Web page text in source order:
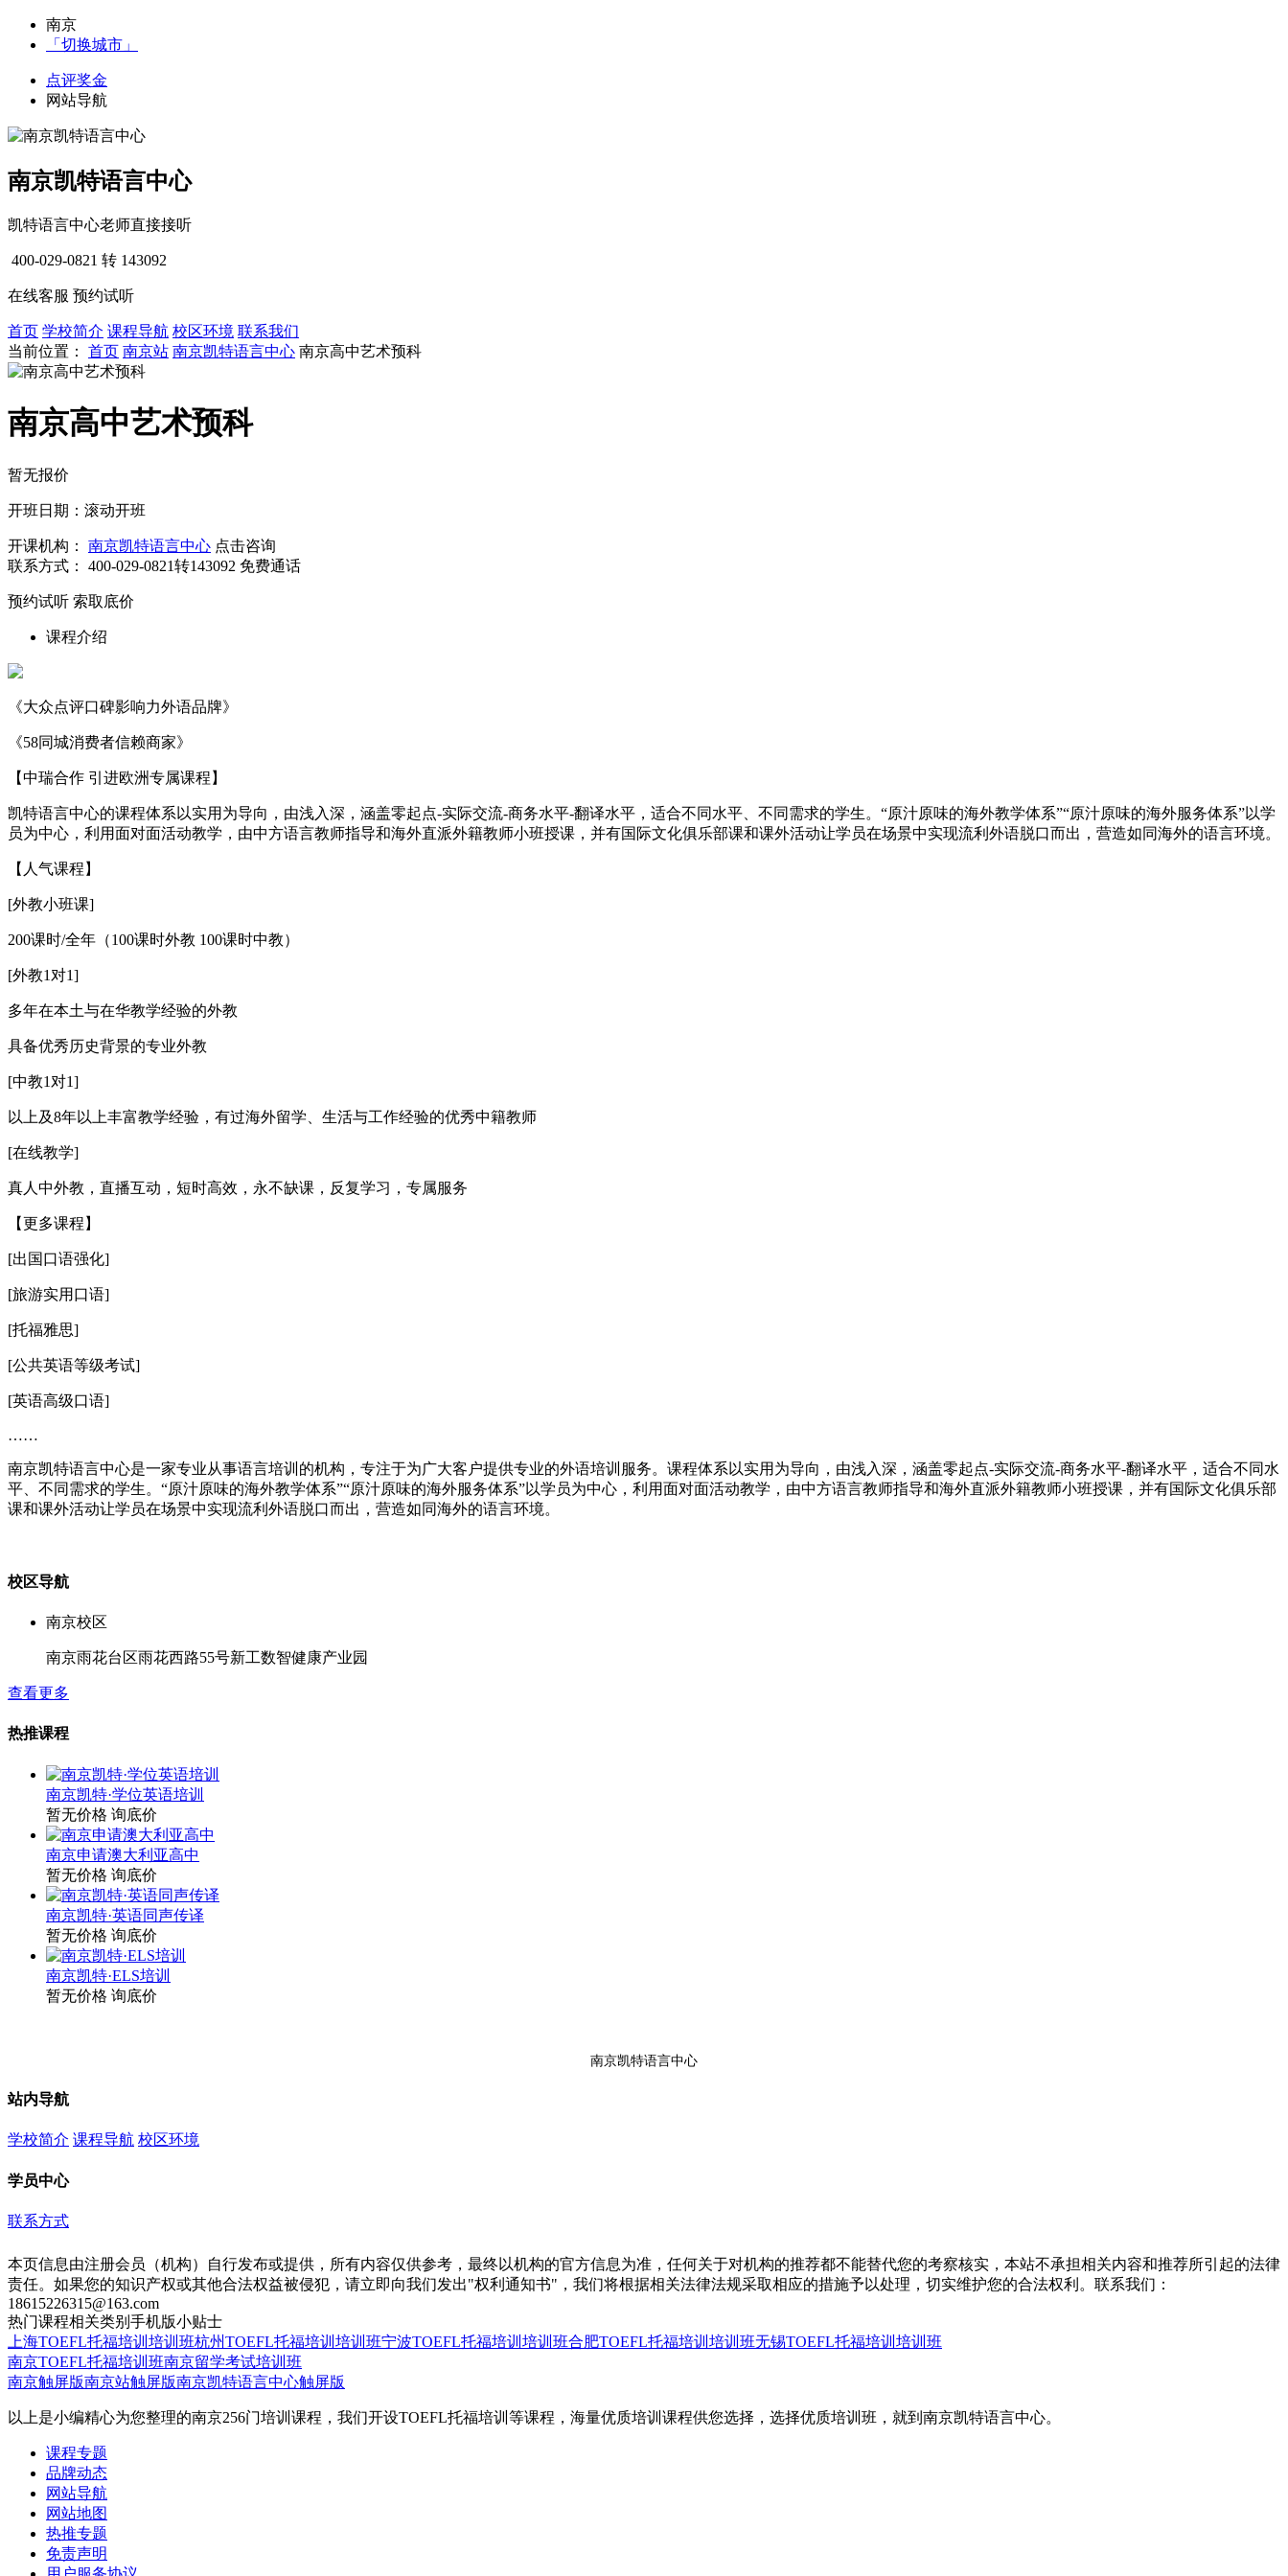
南京
「切换城市」
点评奖金
网站导航
南京凯特语言中心
凯特语言中心老师直接接听
400-029-0821 转 143092
在线客服 预约试听
首页 学校简介 课程导航 校区环境 联系我们
当前位置：
首页 南京站 南京凯特语言中心 南京高中艺术预科
南京高中艺术预科
暂无报价
开班日期：滚动开班
开课机构： 南京凯特语言中心 点击咨询
联系方式：
400-029-0821转143092 免费通话
预约试听 索取底价
课程介绍
《大众点评口碑影响力外语品牌》
《58同城消费者信赖商家》
【中瑞合作 引进欧洲专属课程】
凯特语言中心的课程体系以实用为导向，由浅入深，涵盖零起点-实际交流-商务水平-翻译水平，适合不同水平、不同需求的学生。“原汁原味的海外教学体系”“原汁原味的海外服务体系”以学
员为中心，利用面对面活动教学，由中方语言教师指导和海外直派外籍教师小班授课，并有国际文化俱乐部课和课外活动让学员在场景中实现流利外语脱口而出，营造如同海外的语言环境。
【人气课程】
[外教小班课]
200课时/全年（100课时外教 100课时中教）
[外教1对1]
多年在本土与在华教学经验的外教
具备优秀历史背景的专业外教
[中教1对1]
以上及8年以上丰富教学经验，有过海外留学、生活与工作经验的优秀中籍教师
[在线教学]
真人中外教，直播互动，短时高效，永不缺课，反复学习，专属服务
【更多课程】
[出国口语强化]
[旅游实用口语]
[托福雅思]
[公共英语等级考试]
[英语高级口语]
……
南京凯特语言中心是一家专业从事语言培训的机构，专注于为广大客户提供专业的外语培训服务。课程体系以实用为导向，由浅入深，涵盖零起点-实际交流-商务水平-翻译水平，适合不同水
平、不同需求的学生。“原汁原味的海外教学体系”“原汁原味的海外服务体系”以学员为中心，利用面对面活动教学，由中方语言教师指导和海外直派外籍教师小班授课，并有国际文化俱乐部
课和课外活动让学员在场景中实现流利外语脱口而出，营造如同海外的语言环境。
校区导航
南京校区
南京雨花台区雨花西路55号新工数智健康产业园
查看更多
热推课程
南京凯特·学位英语培训
暂无价格 询底价
南京申请澳大利亚高中
暂无价格 询底价
南京凯特·英语同声传译
暂无价格 询底价
南京凯特·ELS培训
暂无价格 询底价
南京凯特语言中心
站内导航
学校简介 课程导航 校区环境
学员中心
联系方式
本页信息由注册会员（机构）自行发布或提供，所有内容仅供参考，最终以机构的官方信息为准，任何关于对机构的推荐都不能替代您的考察核实，本站不承担相关内容和推荐所引起的法律
责任。如果您的知识产权或其他合法权益被侵犯，请立即向我们发出"权利通知书"，我们将根据相关法律法规采取相应的措施予以处理，切实维护您的合法权利。联系我们：
18615226315@163.com
热门课程相关类别 手机版小贴士
上海TOEFL托福培训培训班杭州TOEFL托福培训培训班宁波TOEFL托福培训培训班合肥TOEFL托福培训培训班无锡TOEFL托福培训培训班
南京TOEFL托福培训班南京留学考试培训班
南京触屏版南京站触屏版南京凯特语言中心触屏版
以上是小编精心为您整理的南京256门培训课程，我们开设TOEFL托福培训等课程，海量优质培训课程供您选择，选择优质培训班，就到南京凯特语言中心。
课程专题
品牌动态
网站导航
网站地图
热推专题
免责声明